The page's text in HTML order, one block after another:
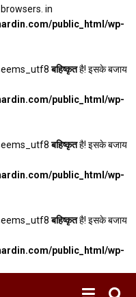
in
public_html/wp-
बहिष्कृतहै! इसके बजाय
public_html/wp-
बहिष्कृतहै! इसके बजाय
public_html/wp-
बहिष्कृतहै! इसके बजाय
public_html/wp-